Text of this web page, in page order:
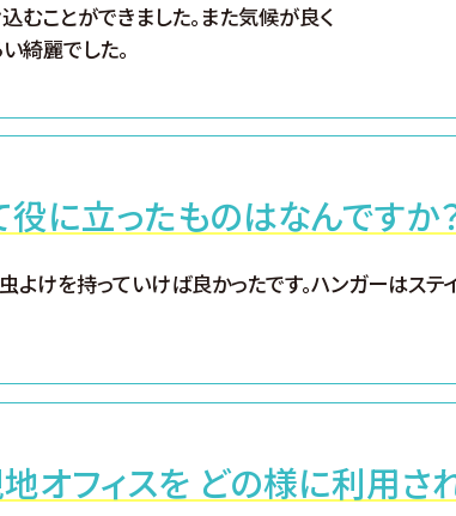
むことができました。また気候が良く
綺麗でした。
役に立ったものはなんですか
よけを持っていけば良かったです。ハンガーはス
オフィスを どの様に利用さ